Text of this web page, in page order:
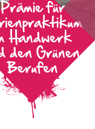
Prämie für
Handwerk
den Grünen
Berufen